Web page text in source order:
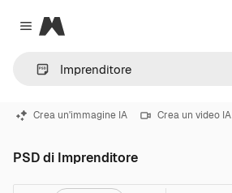
Close menu
Magnific
Crea un'immagine IA Crea un video IA
PSD di Imprenditore